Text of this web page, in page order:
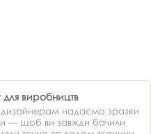
для виробництв
надаємо зразки
— щоб ви завжди бачили